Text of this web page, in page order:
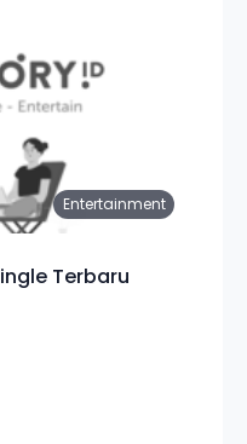
Entertainment
Terbaru